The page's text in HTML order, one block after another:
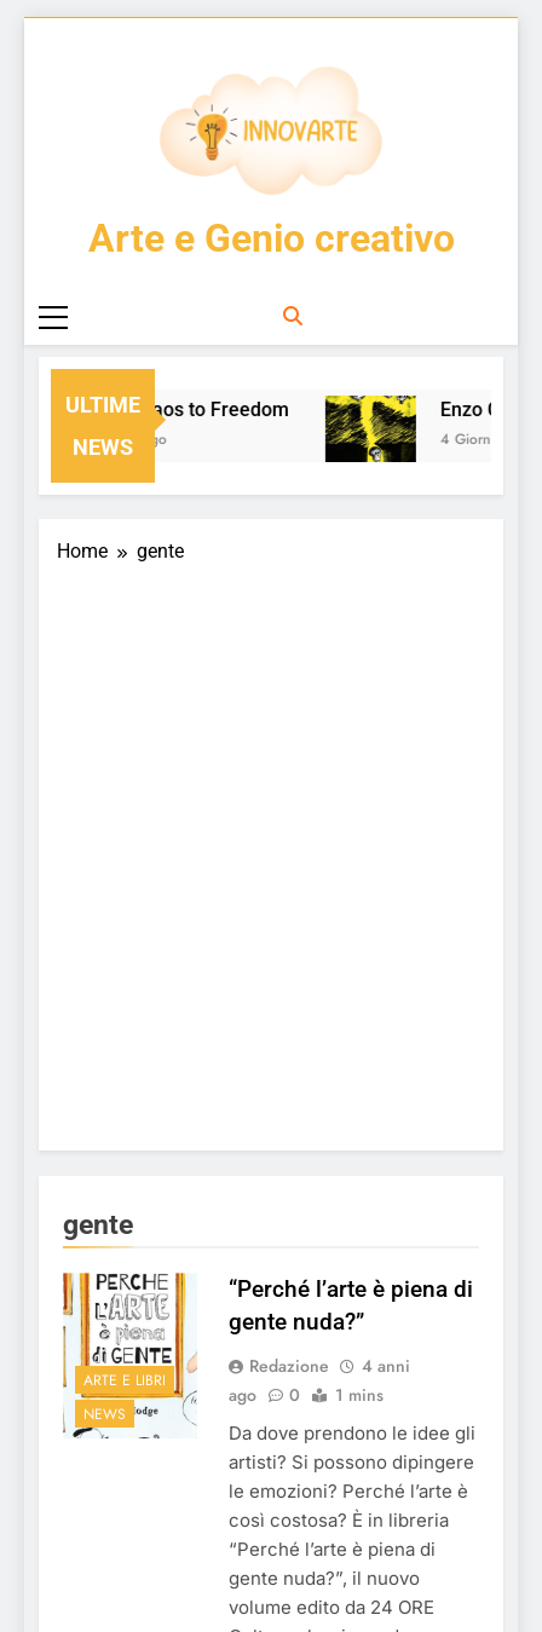
InnovArte
Arte e Genio creativo
ULTIME
NEWS
From Chaos to Freedom
1 Giorno Ago
Enzo
4 Giorni Ago
Home gente
gente
ARTE E LIBRI
NEWS
“Perché l’arte è piena di
gente nuda?”
Redazione
4 anni
ago
0 1 mins
Da dove prendono le idee gli
artisti? Si possono dipingere
le emozioni? Perché l’arte è
così costosa? È in libreria
“Perché l’arte è piena di
gente nuda?”, il nuovo
volume edito da 24 ORE